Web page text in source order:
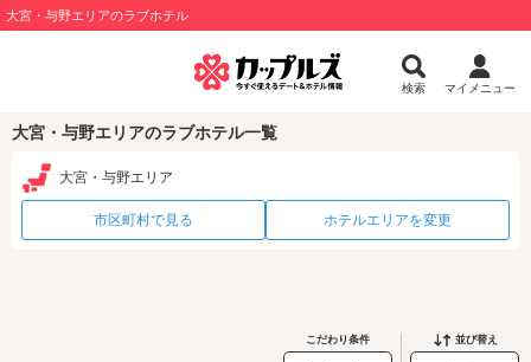
大宮・与野エリアのラブホテル
検索 マイメニュー
大宮・与野エリアのラブホテル一覧
大宮・与野エリア
市区町村で見る ホテルエリアを変更
こだわり条件 並び替え